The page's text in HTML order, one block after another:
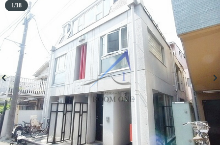
1/18